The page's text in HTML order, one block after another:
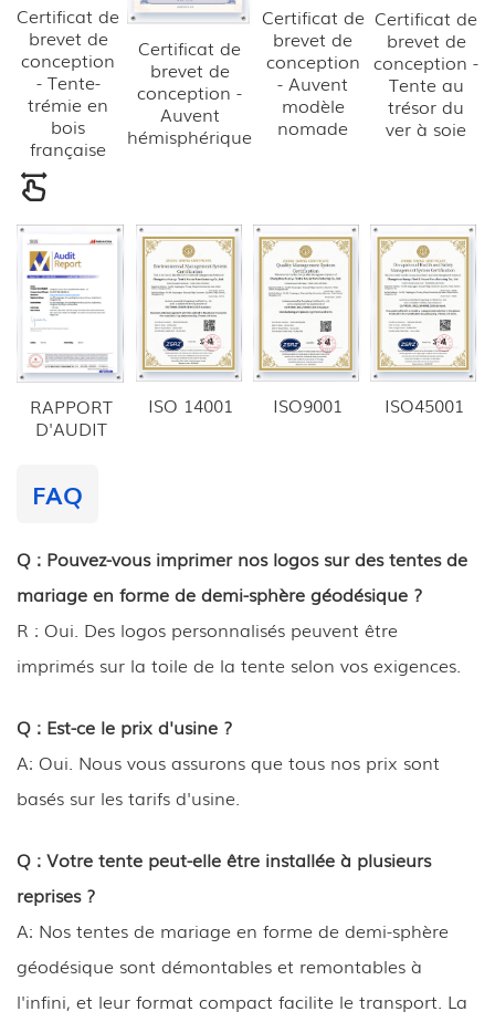
Certificat de
brevet de
conception
- Tente-
trémie en
bois
française
Certificat de
brevet de
conception -
Auvent
hémisphérique
Certificat de
brevet de
conception
- Auvent
modèle
nomade
Certificat de
brevet de
conception -
Tente au
trésor du
ver à soie
RAPPORT
D'AUDIT
ISO 14001 ISO9001 ISO45001
FAQ
Q : Pouvez-vous imprimer nos logos sur des tentes de
mariage en forme de demi-sphère géodésique ?
R : Oui. Des logos personnalisés peuvent être
imprimés sur la toile de la tente selon vos exigences.
Q : Est-ce le prix d'usine ?
A: Oui. Nous vous assurons que tous nos prix sont
basés sur les tarifs d'usine.
Q : Votre tente peut-elle être installée à plusieurs
reprises ?
A: Nos tentes de mariage en forme de demi-sphère
géodésique sont démontables et remontables à
l'infini, et leur format compact facilite le transport. La